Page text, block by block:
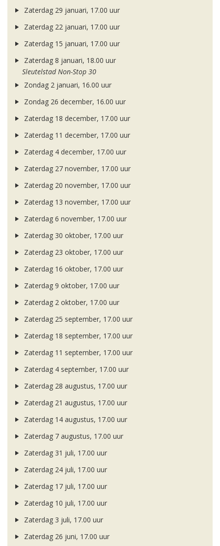
Zaterdag 29 januari, 17.00 uur
Zaterdag 22 januari, 17.00 uur
Zaterdag 15 januari, 17.00 uur
Zaterdag 8 januari, 18.00 uur
Sleutelstad Non-Stop 30
Zondag 2 januari, 16.00 uur
Zondag 26 december, 16.00 uur
Zaterdag 18 december, 17.00 uur
Zaterdag 11 december, 17.00 uur
Zaterdag 4 december, 17.00 uur
Zaterdag 27 november, 17.00 uur
Zaterdag 20 november, 17.00 uur
Zaterdag 13 november, 17.00 uur
Zaterdag 6 november, 17.00 uur
Zaterdag 30 oktober, 17.00 uur
Zaterdag 23 oktober, 17.00 uur
Zaterdag 16 oktober, 17.00 uur
Zaterdag 9 oktober, 17.00 uur
Zaterdag 2 oktober, 17.00 uur
Zaterdag 25 september, 17.00 uur
Zaterdag 18 september, 17.00 uur
Zaterdag 11 september, 17.00 uur
Zaterdag 4 september, 17.00 uur
Zaterdag 28 augustus, 17.00 uur
Zaterdag 21 augustus, 17.00 uur
Zaterdag 14 augustus, 17.00 uur
Zaterdag 7 augustus, 17.00 uur
Zaterdag 31 juli, 17.00 uur
Zaterdag 24 juli, 17.00 uur
Zaterdag 17 juli, 17.00 uur
Zaterdag 10 juli, 17.00 uur
Zaterdag 3 juli, 17.00 uur
Zaterdag 26 juni, 17.00 uur